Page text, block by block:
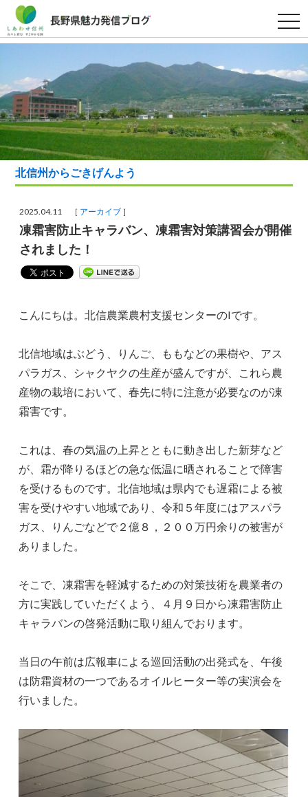
t
o
g
e
n
a
v
i
g
a
t
i
o
北信州からごきげんよう
2025.04.11 ［ アーカイブ ］
凍霜害防止キャラバン、凍霜害対策講習会が開催
されました！
こんにちは。北信農業農村支援センターのIです。
北信地域はぶどう、りんご、ももなどの果樹や、アス
パラガス、シャクヤクの生産が盛んですが、これら農
産物の栽培において、春先に特に注意が必要なのが凍
霜害です。
これは、春の気温の上昇とともに動き出した新芽など
が、霜が降りるほどの急な低温に晒されることで障害
を受けるものです。北信地域は県内でも遅霜による被
害を受けやすい地域であり、令和５年度にはアスパラ
ガス、りんごなどで２億８，２００万円余りの被害が
ありました。
そこで、凍霜害を軽減するための対策技術を農業者の
方に実践していただくよう、４月９日から凍霜害防止
キャラバンの啓発活動に取り組んでおります。
当日の午前は広報車による巡回活動の出発式を、午後
は防霜資材の一つであるオイルヒーター等の実演会を
行いました。